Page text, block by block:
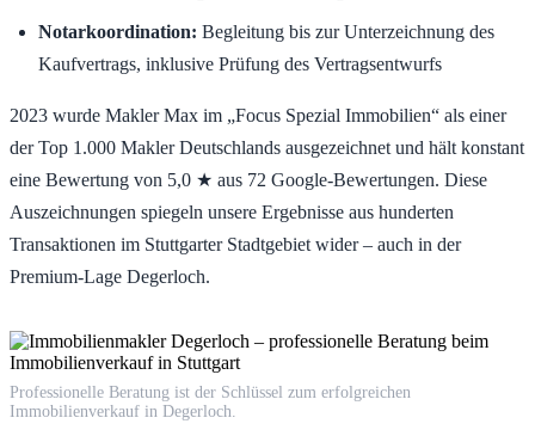
Notarkoordination: Begleitung bis zur Unterzeichnung des
Kaufvertrags, inklusive Prüfung des Vertragsentwurfs
2023 wurde Makler Max im „Focus Spezial Immobilien“ als einer
der Top 1.000 Makler Deutschlands ausgezeichnet und hält konstant
eine Bewertung von 5,0 ★ aus 72 Google-Bewertungen. Diese
Auszeichnungen spiegeln unsere Ergebnisse aus hunderten
Transaktionen im Stuttgarter Stadtgebiet wider – auch in der
Premium-Lage Degerloch.
Professionelle Beratung ist der Schlüssel zum erfolgreichen
Immobilienverkauf in Degerloch.